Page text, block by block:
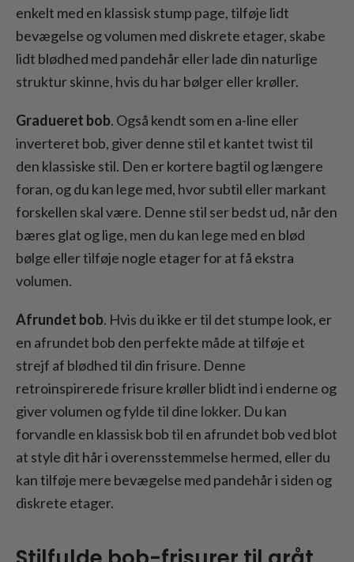
enkelt med en klassisk stump page, tilføje lidt
bevægelse og volumen med diskrete etager, skabe
lidt blødhed med pandehår eller lade din naturlige
struktur skinne, hvis du har bølger eller krøller.
Gradueret bob. Også kendt som en a-line eller
inverteret bob, giver denne stil et kantet twist til
den klassiske stil. Den er kortere bagtil og længere
foran, og du kan lege med, hvor subtil eller markant
forskellen skal være. Denne stil ser bedst ud, når den
bæres glat og lige, men du kan lege med en blød
bølge eller tilføje nogle etager for at få ekstra
volumen.
Afrundet bob. Hvis du ikke er til det stumpe look, er
en afrundet bob den perfekte måde at tilføje et
strejf af blødhed til din frisure. Denne
retroinspirerede frisure krøller blidt ind i enderne og
giver volumen og fylde til dine lokker. Du kan
forvandle en klassisk bob til en afrundet bob ved blot
at style dit hår i overensstemmelse hermed, eller du
kan tilføje mere bevægelse med pandehår i siden og
diskrete etager.